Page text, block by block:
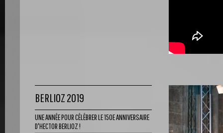
BERLIOZ 2019
UNE ANNÉE POUR CÉLÉBRER LE 150E ANNIVERSAIRE
D'HECTOR BERLIOZ !